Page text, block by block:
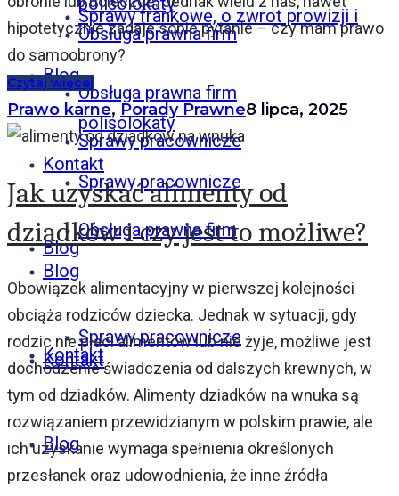
Obsługa prawna firm
Sprawy pracownicze
Blog
Kontakt
Blog
Kontakt
Sprawy frankowe, o zwrot prowizji i
polisolokaty
Obsługa prawna firm
Sprawy pracownicze
Blog
Obsługa prawna firm
Sprawy pracownicze
Blog
Kontakt
hipotetycznie zadaje sobie pytanie – czy mam prawo
do samoobrony?
Czytaj więcej
Prawo karne, Porady Prawne8 lipca, 2025
Jak uzyskać alimenty od
dziadków i czy jest to możliwe?
Obowiązek alimentacyjny w pierwszej kolejności
obciąża rodziców dziecka. Jednak w sytuacji, gdy
rodzic nie płaci alimentów lub nie żyje, możliwe jest
dochodzenie świadczenia od dalszych krewnych, w
tym od dziadków. Alimenty dziadków na wnuka są
rozwiązaniem przewidzianym w polskim prawie, ale
ich uzyskanie wymaga spełnienia określonych
przesłanek oraz udowodnienia, że inne źródła